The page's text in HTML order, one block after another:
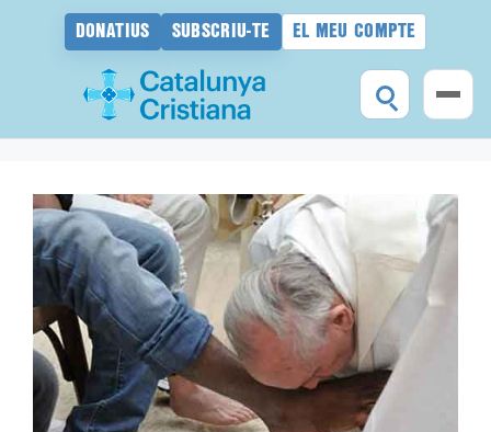
DONATIUS SUBSCRIU-TE EL MEU COMPTE
contingut